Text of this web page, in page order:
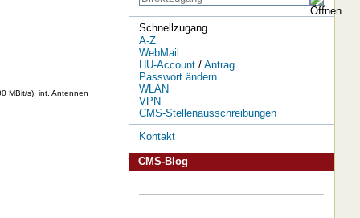
MBit/s), int. Antennen
Schnellzugang
A-Z
WebMail
HU-Account/ Antrag
Passwort ändern
WLAN
VPN
CMS-Stellenausschreibungen
Kontakt
CMS-Blog